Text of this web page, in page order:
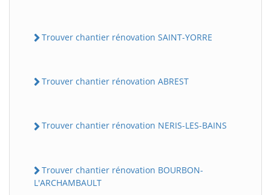
Trouver chantier rénovation SAINT-YORRE
Trouver chantier rénovation ABREST
Trouver chantier rénovation NERIS-LES-BAINS
Trouver chantier rénovation BOURBON-
L'ARCHAMBAULT